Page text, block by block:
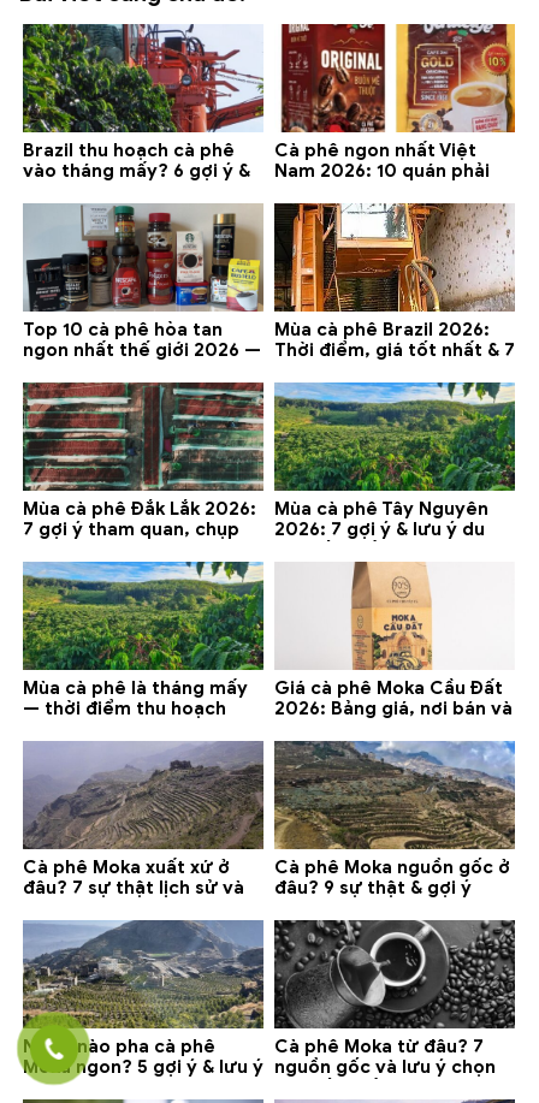
Brazil thu hoạch cà phê
vào tháng mấy? 6 gợi ý &
Cà phê ngon nhất Việt
Nam 2026: 10 quán phải
Lạt
Top 10 cà phê hòa tan
ngon nhất thế giới 2026 —
Mùa cà phê Brazil 2026:
Thời điểm, giá tốt nhất & 7
Mùa cà phê Đắk Lắk 2026:
7 gợi ý tham quan, chụp
Mùa cà phê Tây Nguyên
2026: 7 gợi ý & lưu ý du
Mùa cà phê là tháng mấy
— thời điểm thu hoạch
Giá cà phê Moka Cầu Đất
2026: Bảng giá, nơi bán và
Cà phê Moka xuất xứ ở
đâu? 7 sự thật lịch sử và
Cà phê Moka nguồn gốc ở
đâu? 9 sự thật & gợi ý
Nước nào pha cà phê
Moka ngon? 5 gợi ý & lưu ý
quan trọng
Cà phê Moka từ đâu? 7
nguồn gốc và lưu ý chọn